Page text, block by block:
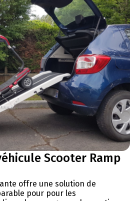
Scooter Ramp
offre une solution de
pour pour les